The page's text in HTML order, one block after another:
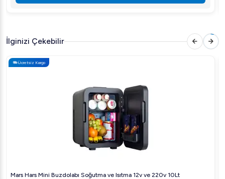
İlginizi Çekebilir
Ücretsiz Kargo
Mars Hars Mini Buzdolabı Soğutma ve Isıtma 12v ve 220v 10Lt